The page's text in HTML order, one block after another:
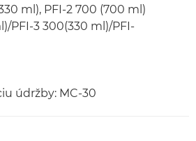
ml), PFI-2 700 (700 ml)
PFI-3 300(330 ml)/PFI-
údržby: MC-30